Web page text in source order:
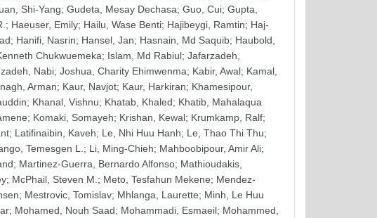
Shi-Yang; Gudeta, Mesay Dechasa; Guo, Cui; Gupta,
; Haeuser, Emily; Hailu, Wase Benti; Hajibeygi, Ramtin; Haj-
; Hanifi, Nasrin; Hansel, Jan; Hasnain, Md Saquib; Haubold,
Chukwuemeka; Islam, Md Rabiul; Jafarzadeh,
Nabi; Joshua, Charity Ehimwenma; Kabir, Awal; Kamal,
Arman; Kaur, Navjot; Kaur, Harkiran; Khamesipour,
; Khanal, Vishnu; Khatab, Khaled; Khatib, Mahalaqua
; Komaki, Somayeh; Krishan, Kewal; Krumkamp, Ralf;
; Latifinaibin, Kaveh; Le, Nhi Huu Hanh; Le, Thao Thi Thu;
Temesgen L. ; Li, Ming-Chieh; Mahboobipour, Amir Ali;
; Martinez-Guerra, Bernardo Alfonso; Mathioudakis,
; McPhail, Steven M. ; Meto, Tesfahun Mekene; Mendez-
; Mestrovic, Tomislav; Mhlanga, Laurette; Minh, Le Huu
; Mohamed, Nouh Saad; Mohammadi, Esmaeil; Mohammed,